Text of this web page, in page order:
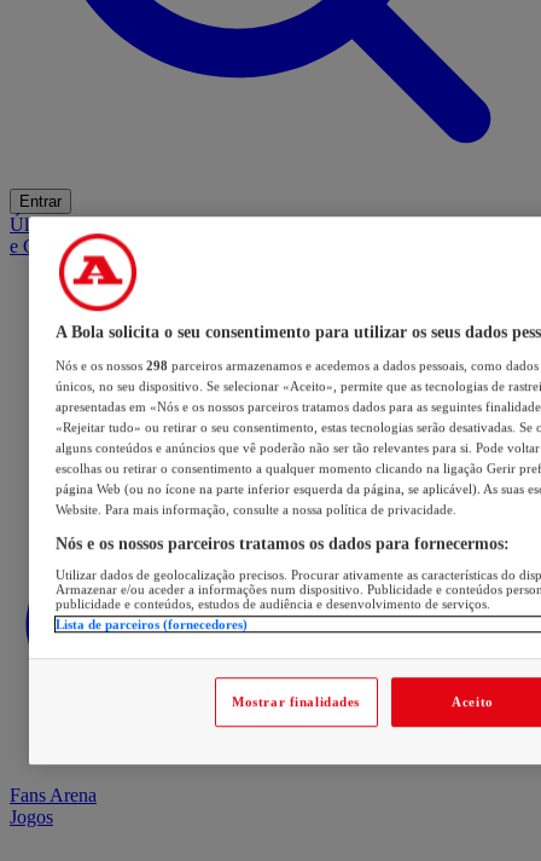
Entrar
ÚltimasMercadoOpiniãoiGaming HubA BOLA SUGEREBarba
e Cabelo
Fans Arena
Jogos
A Bola solicita o seu consentimento para utilizar os seus dados
Nós e os nossos 298 parceiros armazenamos e acedemos a dados pessoais, como
únicos, no seu dispositivo. Se selecionar «Aceito», permite que as tecnologias de
apresentadas em «Nós e os nossos parceiros tratamos dados para as seguintes
«Rejeitar tudo» ou retirar o seu consentimento, estas tecnologias serão desativadas. Se
alguns conteúdos e anúncios que vê poderão não ser tão relevantes para si. Pode voltar
escolhas ou retirar o consentimento a qualquer momento clicando na ligação Gerir
página Web (ou no ícone na parte inferior esquerda da página, se aplicável). As suas
Website. Para mais informação, consulte a nossa política de privacidade.
Nós e os nossos parceiros tratamos os dados para fornecermos:
Utilizar dados de geolocalização precisos. Procurar ativamente as características do
Armazenar e/ou aceder a informações num dispositivo. Publicidade e conteúdos
publicidade e conteúdos, estudos de audiência e desenvolvimento de serviços.
Lista de parceiros (fornecedores)
Mostrar finalidades Aceito